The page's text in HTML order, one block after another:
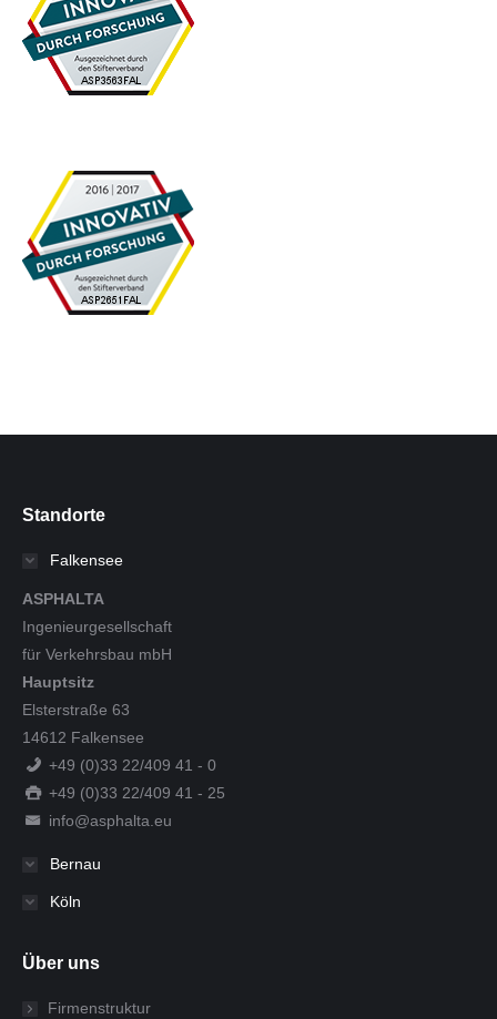
Standorte
Falkensee
ASPHALTA
Ingenieurgesellschaft
für Verkehrsbau mbH
Hauptsitz
Elsterstraße 63
14612 Falkensee
+49 (0)33 22/409 41 - 0
+49 (0)33 22/409 41 - 25
info@asphalta.eu
Bernau
Köln
Über uns
Firmenstruktur